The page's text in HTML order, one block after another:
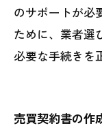
のサポートが必
ために、業者選
必要な手続きを
売買契約書の作